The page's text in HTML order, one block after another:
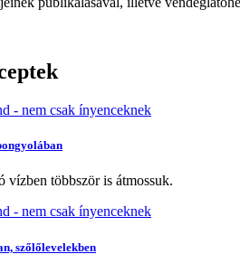
vízben többször is átmossuk.
szőlőlevelekben